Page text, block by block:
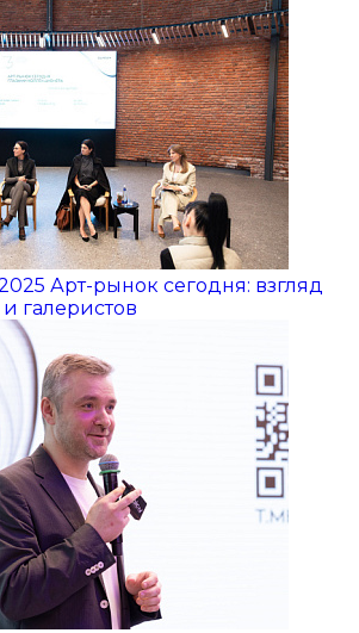
Арт-рынок сегодня: взгляд
галеристов